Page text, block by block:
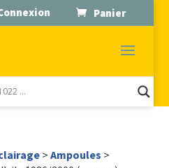
Panier
> Ampoules >